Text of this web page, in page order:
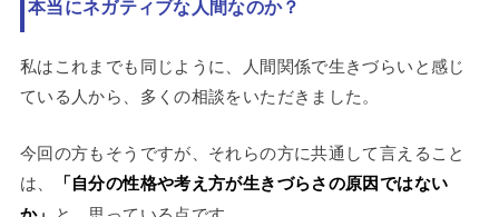
本当にネガティブな人間なのか？
私はこれまでも同じように、人間関係で生きづらいと感じ
ている人から、多くの相談をいただきました。
今回の方もそうですが、それらの方に共通して言えること
は、
「自分の性格や考え方が生きづらさの原因ではない